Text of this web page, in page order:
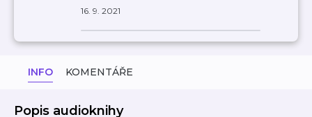
16. 9. 2021
INFO KOMENTÁŘE
Popis audioknihy